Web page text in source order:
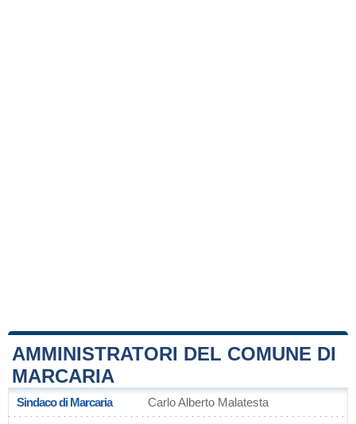
AMMINISTRATORI DEL COMUNE DI
MARCARIA
Sindaco di Marcaria Carlo Alberto Malatesta